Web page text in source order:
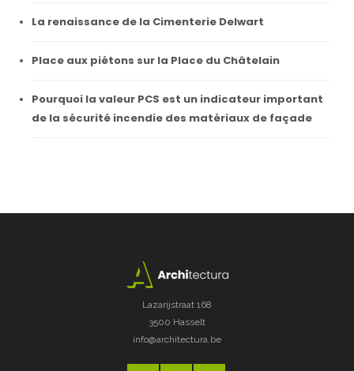
La renaissance de la Cimenterie Delwart
Place aux piétons sur la Place du Châtelain
Pourquoi la valeur PCS est un indicateur important
de la sécurité incendie des matériaux de façade
Lazarijstraat 168
3500 Hasselt
info@architectura.be